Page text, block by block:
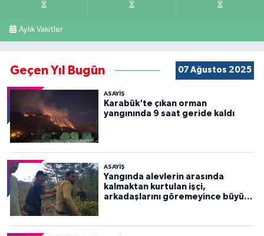
Aylık Vakitler
Geçen Yıl Bugün 07 Ağustos 2025
ASAYİŞ
Karabük'te çıkan orman
yangınında 9 saat geride kaldı
ASAYİŞ
Yangında alevlerin arasında
kalmaktan kurtulan işçi,
arkadaşlarını göremeyince büyük